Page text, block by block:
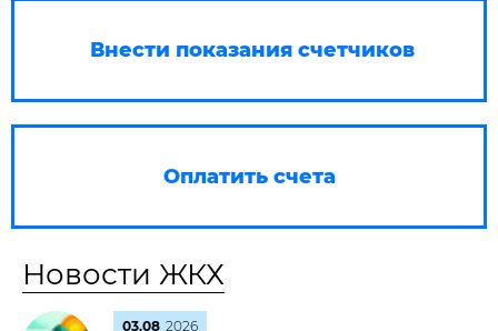
Внести показания счетчиков
Оплатить счета
Новости ЖКХ
03.08 2026